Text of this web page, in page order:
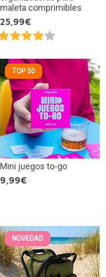
maleta comprimibles
25,99€
TOP 50
Mini juegos to-go
9,99€
NOVEDAD